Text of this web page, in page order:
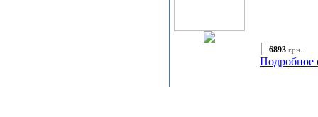
6893 грн.
Подробное